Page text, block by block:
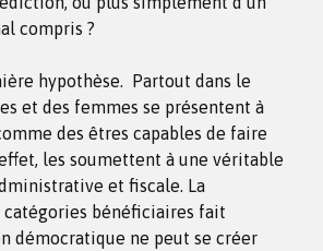
compris ?
hypothèse. Partout dans le
et des femmes se présentent à
des êtres capables de faire
les soumettent à une véritable
et fiscale. La
bénéficiaires fait
démocratique ne peut se créer